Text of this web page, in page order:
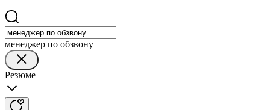
менеджер по обзвону
Резюме